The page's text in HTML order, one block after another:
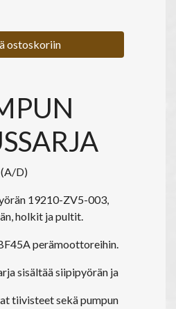
ostoskoriin
D)
19210-ZV5-003,
holkit ja pultit.
perämoottoreihin.
sisältää siipipyörän ja
tiivisteet sekä pumpun